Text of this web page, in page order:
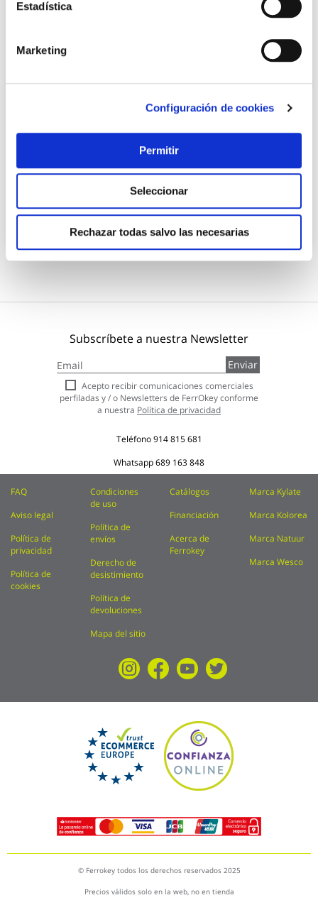
Estadística
Marketing
Configuración de cookies
Permitir
Seleccionar
Rechazar todas salvo las necesarias
Llave fija 6m-14-15 bahco
Bahco
8,95 €
Añadir al carrito
Subscríbete a nuestra Newsletter
a
nuestro
boletín
de
Enviar
Acepto recibir comunicaciones comerciales
perfiladas y / o Newsletters de FerrOkey conforme
a nuestra Política de privacidad
Teléfono914 815 681
Whatsapp689 163 848
FAQ
Aviso legal
Política de
privacidad
Política de
cookies
Condiciones
de uso
Política de
envíos
Derecho de
desistimiento
Política de
devoluciones
Mapa del sitio
Catálogos
Financiación
Acerca de
Ferrokey
Marca Kylate
Marca Kolorea
Marca Natuur
Marca Wesco
© Ferrokey todos los derechos reservados 2025
Precios válidos solo en la web, no en tienda